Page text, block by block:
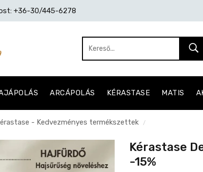
+36-30/445-6278
ARCÁPOLÁS KÉRASTASE MATIS
- Kedvezményes termékszettek /
Kérastase
-15%